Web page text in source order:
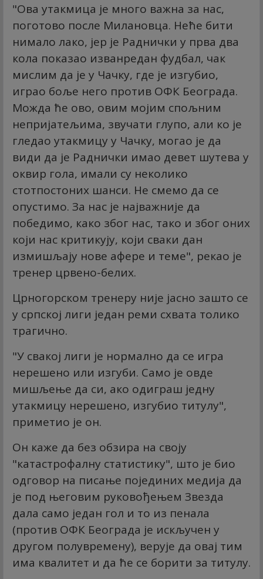
"Ова утакмица је много важна за нас,
поготово после Милановца. Неће бити
нимало лако, јер је Раднички у прва два
кола показао изванредан фудбал, чак
мислим да је у Чачку, где је изгубио,
играо боље него против ОФК Београда.
Можда ће ово, овим мојим спољним
непријатељима, звучати глупо, али ко је
гледао утакмицу у Чачку, могао је да
види да је Раднички имао девет шутева у
оквир гола, имали су неколико
стотпостоних шанси. Не смемо да се
опустимо. За нас је најважније да
победимо, како због нас, тако и због оних
који нас критикују, који сваки дан
измишљају нове афере и теме", рекао је
тренер црвено-белих.
Црногорском тренеру није јасно зашто се
у српској лиги један реми схвата толико
трагично.
"У свакој лиги је нормално да се игра
нерешено или изгуби. Само је овде
мишљење да си, ако одиграш једну
утакмицу нерешено, изгубио титулу",
приметио је он.
Он каже да без обзира на своју
"катастрофалну статистику", што је био
одговор на писање појединих медија да
је под његовим руковођењем Звезда
дала само један гол и то из пенала
(против ОФК Београда је искључен у
другом полувремену), верује да овај тим
има квалитет и да ће се борити за титулу.